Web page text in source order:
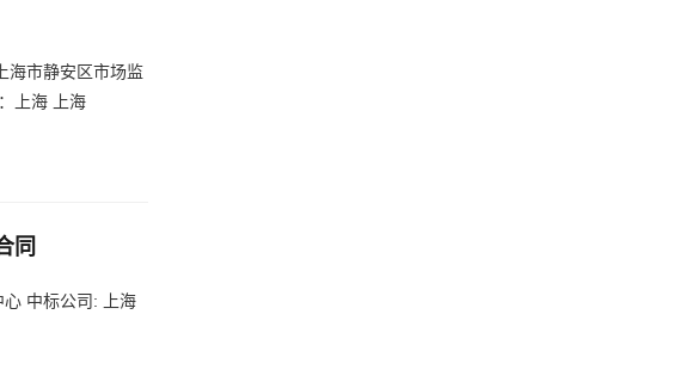
海市静安区市场监
上海 上海
同
中标公司: 上海